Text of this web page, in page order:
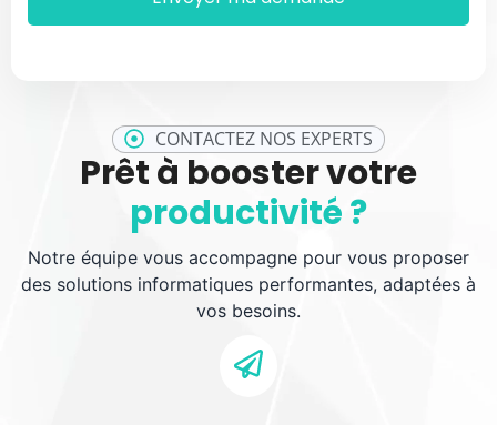
CONTACTEZ NOS EXPERTS
Prêt à booster votre
productivité ?
Notre équipe vous accompagne pour vous proposer
des solutions informatiques performantes, adaptées à
vos besoins.